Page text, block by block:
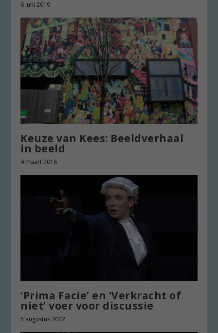
6 juni 2019
Keuze van Kees: Beeldverhaal
in beeld
9 maart 2018
‘Prima Facie’ en ‘Verkracht of
niet’ voer voor discussie
5 augustus 2022